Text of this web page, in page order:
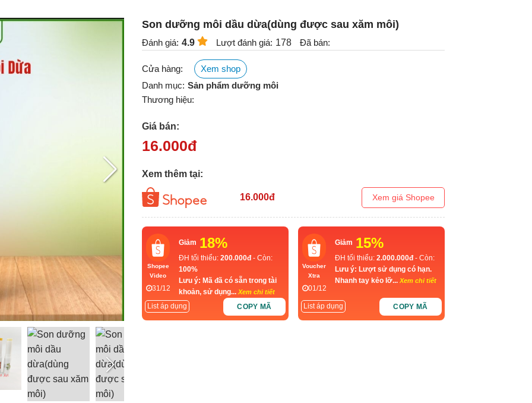
Son dưỡng môi dầu dừa(dùng được sau xăm môi)
Đánh giá: 4.9 Lượt đánh giá: 178 Đã bán:
Cửa hàng:
Xem shop
Danh mục: Sản phẩm dưỡng môi
Thương hiệu:
Giá bán:
16.000đ
Xem thêm tại:
16.000đ Xem giá Shopee
Shopee
Video
31/12
Giảm 18%
ĐH tối thiểu: 200.000đ - Còn:
100%
Lưu ý: Mã đã có sẵn trong tài
khoản, sử dụng... Xem chi tiết
List áp dụng COPY MÃ
Voucher
Xtra
01/12
Giảm 15%
ĐH tối thiểu: 2.000.000đ - Còn:
Lưu ý: Lượt sử dụng có hạn.
Nhanh tay kẻo lỡ... Xem chi tiết
List áp dụng COPY MÃ